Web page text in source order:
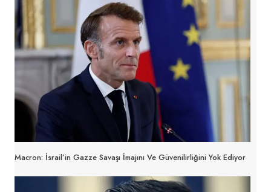
Macron: İsrail’in Gazze Savaşı İmajını Ve Güvenilirliğini Yok Ediyor